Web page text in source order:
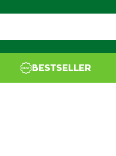
BESTSELLER